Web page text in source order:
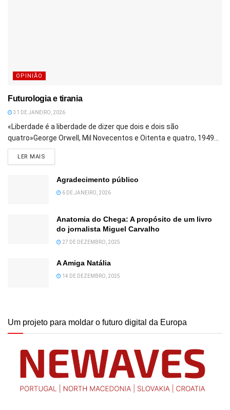
OPINIÃO
Futurologia e tirania
31 DE JANEIRO, 2026
«Liberdade é a liberdade de dizer que dois e dois são
quatro»George Orwell, Mil Novecentos e Oitenta e quatro, 1949...
LER MAIS
Agradecimento público
6 DE JANEIRO, 2026
Anatomia do Chega: A propósito de um livro
do jornalista Miguel Carvalho
27 DE DEZEMBRO, 2025
A Amiga Natália
14 DE DEZEMBRO, 2025
Um projeto para moldar o futuro digital da Europa